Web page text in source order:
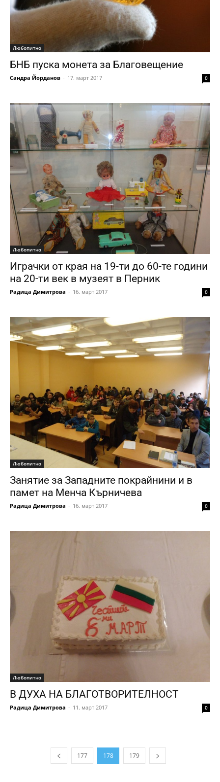
Любопитно
БНБ пуска монета за Благовещение
Сандра Йорданов - 17. март 2017 0
Любопитно
Играчки от края на 19-ти до 60-те години
на 20-ти век в музеят в Перник
Радица Димитрова - 16. март 2017 0
Любопитно
Занятие за Западните покрайнини и в
памет на Менча Кърничева
Радица Димитрова - 16. март 2017 0
Любопитно
В ДУХА НА БЛАГОТВОРИТЕЛНОСТ
Радица Димитрова - 11. март 2017 0
177 178 179